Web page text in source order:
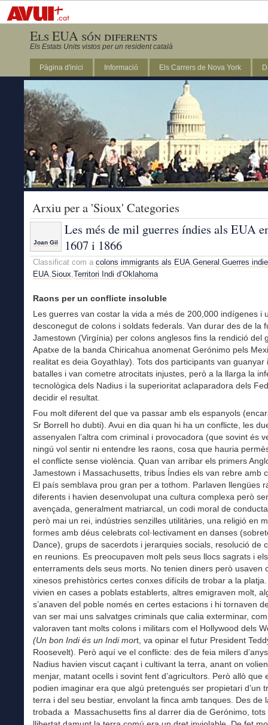
Els EUA són diferents
Els Estats Units vistos per un resident català
Pàgina d'inici Informació Els Carrers de Nova York
Arxiu per a 'Sioux' Categories
Joan Gil
Les més de mil guerres índies als EUA
1607 i 1866
Classificat com a colons immigrants als EUA,General ,Guerres
EUA,Sioux,Territori Indi d’Oklahoma
Raons per un conflicte insoluble
Les guerres van costar la vida a més de 200,000 indígenes i
desconegut de colons i soldats federals. Van durar des de la
Jamestown (Virgínia) per colons anglesos fins la rendició del
Apatxe de la banda Chiricahua anomenat Gerónimo pels
realitat es deia Goyathlay). Tots dos participants van guanyar
batalles i van cometre atrocitats injustes, però a la llarga la
tecnològica dels Nadius i la superioritat aclaparadora dels
decidir el resultat.
Fou molt diferent del que va passar amb els espanyols
Sr Borrell ho dubti). Avui en dia quan hi ha un conflicte, les
assenyalen l’altra com criminal i provocadora (que sovint és
ningú vol sentir ni entendre les raons, cosa que hauria
el conflicte sense violència. Quan van arribar els primers
Jamestown i Massachusetts, tribus Índies els van rebre amb
El país semblava prou gran per a tothom. Parlaven llengües
diferents i havien desenvolupat una cultura complexa però
avençada, generalment matriarcal, un codi moral de
però mai un rei, indústries senzilles utilitàries, una religió en
formes amb déus celebrats col·lectivament en danses
Dance), grups de sacerdots i jerarquies socials, resolució de
en reunions. Es preocupaven molt pels seus llocs sagrats i els
enterraments dels seus morts. No tenien diners però usaven
xinesos prehistòrics certes conxes difícils de trobar a la platja.
vivien en cases a poblats establerts, altres emigraven molt,
s’anaven del poble només en certes estacions i hi tornaven
van ser mai uns salvatges criminals que calia exterminar,
valoraven tant molts colons i militars com el Hollywood dels
(Un bon Indi és un Indi mort, va opinar el futur President
Roosevelt). Però aquí ve el conflicte: des de feia milers
Nadius havien viscut caçant i cultivant la terra, anant on
menjar, matant ocells i sovint fent d’agricultors. Però allò que
podien imaginar era que algú pretengués ser propietari d’un
terra i del seu bestiar, envolant la finca amb tanques. Des de
trobada a Massachusetts fins al darrer dia de Gerónimo, tots